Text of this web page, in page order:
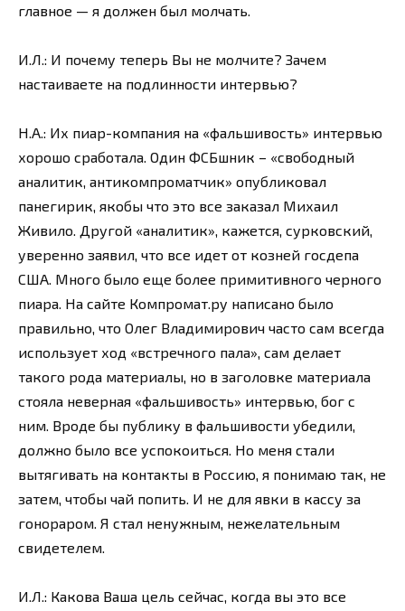
главное — я должен был молчать.
И.Л.: И почему теперь Вы не молчите? Зачем
настаиваете на подлинности интервью?
Н.А.: Их пиар-компания на «фальшивость» интервью
хорошо сработала. Один ФСБшник – «свободный
аналитик, антикомпроматчик» опубликовал
панегирик, якобы что это все заказал Михаил
Живило. Другой «аналитик», кажется, сурковский,
уверенно заявил, что все идет от козней госдепа
США. Много было еще более примитивного черного
пиара. На сайте Компромат.ру написано было
правильно, что Олег Владимирович часто сам всегда
использует ход «встречного пала», сам делает
такого рода материалы, но в заголовке материала
стояла неверная «фальшивость» интервью, бог с
ним. Вроде бы публику в фальшивости убедили,
должно было все успокоиться. Но меня стали
вытягивать на контакты в Россию, я понимаю так, не
затем, чтобы чай попить. И не для явки в кассу за
гонораром. Я стал ненужным, нежелательным
свидетелем.
И.Л.: Какова Ваша цель сейчас, когда вы это все